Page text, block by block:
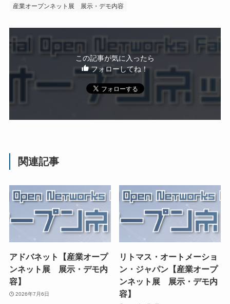
産業オープンネット展 展示・デモ内容
この記事が気に入ったら
フォローしてね！
関連記事
アドバネット【産業オープ
ンネット展 展示・デモ内
容】
2026年7月6日
リトマス・オートメーショ
ン・ジャパン【産業オープ
ンネット展 展示・デモ内
容】